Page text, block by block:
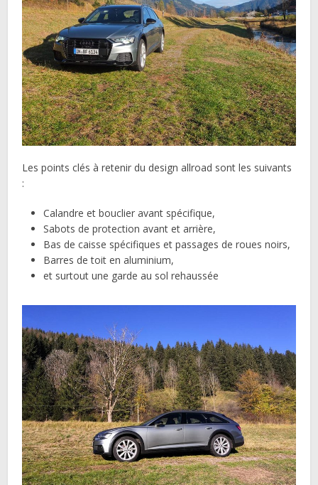
Les points clés à retenir du design allroad sont les suivants
:
Calandre et bouclier avant spécifique,
Sabots de protection avant et arrière,
Bas de caisse spécifiques et passages de roues noirs,
Barres de toit en aluminium,
et surtout une garde au sol rehaussée